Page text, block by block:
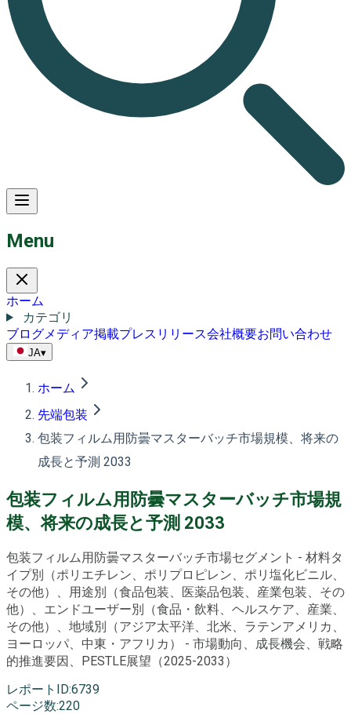
Menu
ホーム
カテゴリ
ブログメディア掲載プレスリリース会社概要お問い合わせ
JA▾
ホーム
先端包装
包装フィルム用防曇マスターバッチ市場規模、将来の
成長と予測 2033
包装フィルム用防曇マスターバッチ市場規
模、将来の成長と予測 2033
包装フィルム用防曇マスターバッチ市場セグメント - 材料タ
イプ別（ポリエチレン、ポリプロピレン、ポリ塩化ビニル、
その他）、用途別（食品包装、医薬品包装、産業包装、その
他）、エンドユーザー別（食品・飲料、ヘルスケア、産業、
その他）、地域別（アジア太平洋、北米、ラテンアメリカ、
ヨーロッパ、中東・アフリカ） - 市場動向、成長機会、戦略
的推進要因、PESTLE展望（2025-2033）
レポートID:6739
ページ数:220